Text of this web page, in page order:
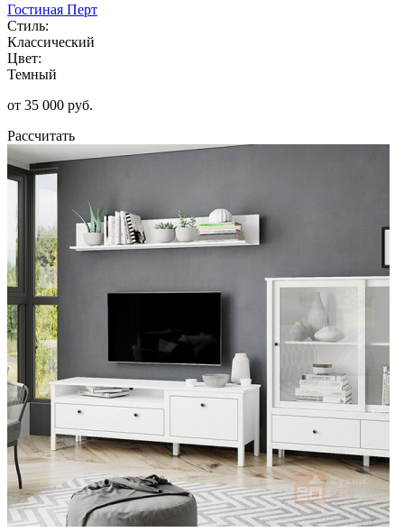
Гостиная Перт
Стиль:
Классический
Цвет:
Темный
от 35 000 руб.
Рассчитать